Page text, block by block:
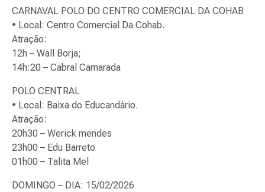
CARNAVAL POLO DO CENTRO COMERCIAL DA COHAB
• Local: Centro Comercial Da Cohab.
Atração:
12h – Wall Borja;
14h:20 – Cabral Camarada
POLO CENTRAL
• Local: Baixa do Educandário.
Atração:
20h30 – Werick mendes
23h00 – Edu Barreto
01h00 – Talita Mel
DOMINGO – DIA: 15/02/2026